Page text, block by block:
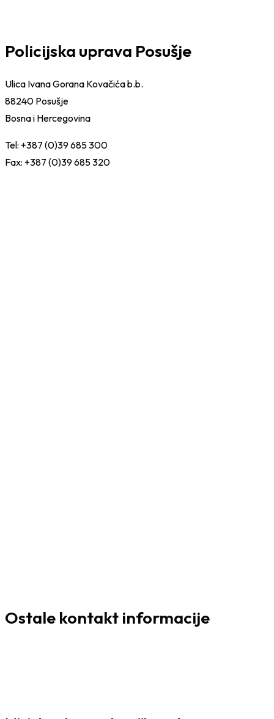
Policijska uprava Posušje
Ulica Ivana Gorana Kovačića b.b.
88240 Posušje
Bosna i Hercegovina
Tel: +387 (0)39 685 300
Fax: +387 (0)39 685 320
Ostale kontakt informacije